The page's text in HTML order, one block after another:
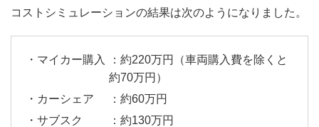
コストシミュレーションの結果は次のようになりました。
：約220万円（車両購入費を除くと
約70万円）
：約60万円
：約130万円